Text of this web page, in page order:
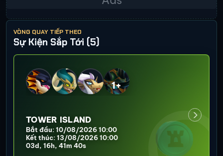
VÒNG QUAY TIẾP THEO
Sự Kiện Sắp Tới (5)
1+
TOWER ISLAND
Bắt đầu: 10/08/2026 10:00
Kết thúc: 13/08/2026 10:00
03d, 16h, 41m 37s